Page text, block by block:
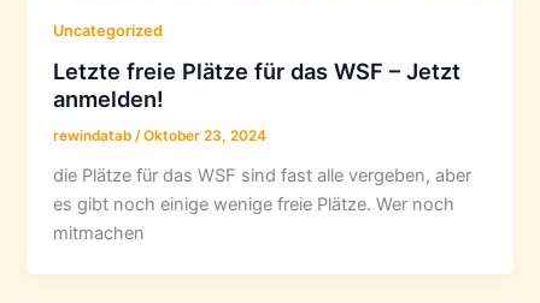
Uncategorized
Letzte freie Plätze für das WSF – Jetzt
anmelden!
rewindatab/Oktober 23, 2024
die Plätze für das WSF sind fast alle vergeben, aber
es gibt noch einige wenige freie Plätze. Wer noch
mitmachen